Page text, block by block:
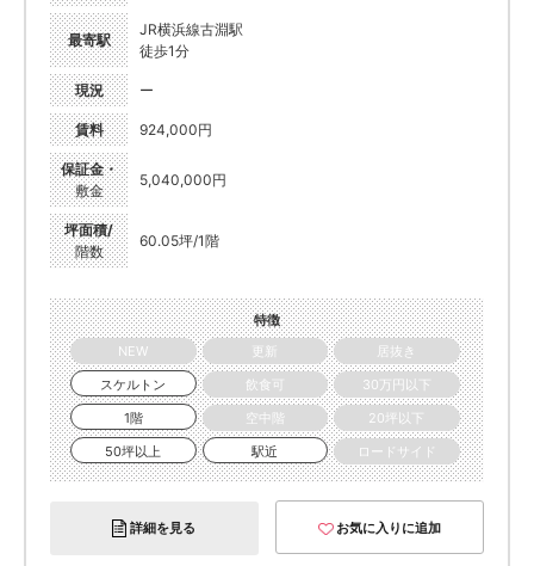
最寄駅
JR横浜線古淵駅
徒歩1分
現況 ー
賃料 924,000円
保証金・
敷金
5,040,000円
坪面積/
階数
60.05坪/1階
特徴
NEW
更新
居抜き
スケルトン
飲食可
30万円以下
1階
空中階
20坪以下
50坪以上
駅近 ロードサイド
詳細を見る お気に入りに追加